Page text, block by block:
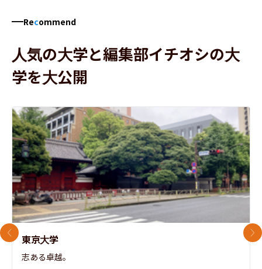
Recommend
人気の大学と編集部イチオシの大
学を大公開
東京大学
志ある卓越。
前のスライド 次